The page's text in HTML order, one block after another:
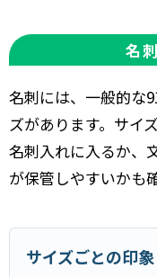
名
名刺には、一般的な
ズがあります。サイ
名刺入れに入るか、
が保管しやすいかも
サイズごとの印